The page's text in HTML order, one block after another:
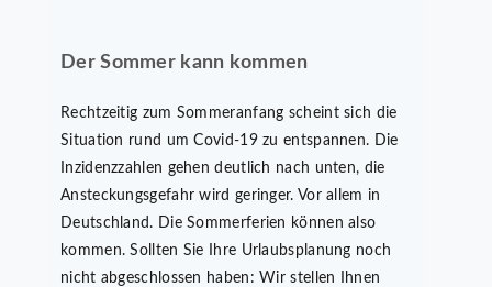
Der Sommer kann kommen
Rechtzeitig zum Sommeranfang scheint sich die
Situation rund um Covid-19 zu entspannen. Die
Inzidenzzahlen gehen deutlich nach unten, die
Ansteckungsgefahr wird geringer. Vor allem in
Deutschland. Die Sommerferien können also
kommen. Sollten Sie Ihre Urlaubsplanung noch
nicht abgeschlossen haben: Wir stellen Ihnen